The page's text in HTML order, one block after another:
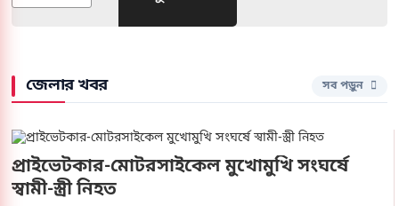
জেলার খবর সব পড়ুন
প্রাইভেটকার-মোটরসাইকেল মুখোমুখি সংঘর্ষে
স্বামী-স্ত্রী নিহত